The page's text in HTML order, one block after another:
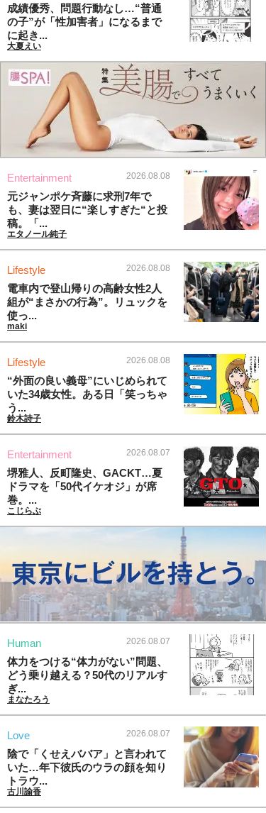
成績優秀、問題行動なし…“普通
の子”が「性加害者」になるまで
に起き...
大夏えい
Entertainment 2026.08.08
元ジャンポケ斉藤に求刑7年で
も、妻は翌日に“楽しすぎた“と投
稿。「...
エタノール純子
Lifestyle 2026.08.08
電車内で登山帰りの高齢女性2人
組が“まさかの行為”。リュックを
使っ...
maki
Lifestyle 2026.08.08
“外面の良い義母”にいじめられて
いた34歳女性。ある日「笑っちゃ
う...
鈴木詩子
Entertainment 2026.08.07
堺雅人、反町隆史、GACKT…夏
ドラマを「50代イケオジ」が席
巻。...
こじらぶ
Human 2026.08.07
体力をつける“体力がない”問題、
どう乗り越える？50代のリアルす
ぎ...
まなたろう
Love 2026.08.07
陰で「くせえババア」と言われて
いた…年下彼氏のウラの顔を知り
トラウ...
古川諭香